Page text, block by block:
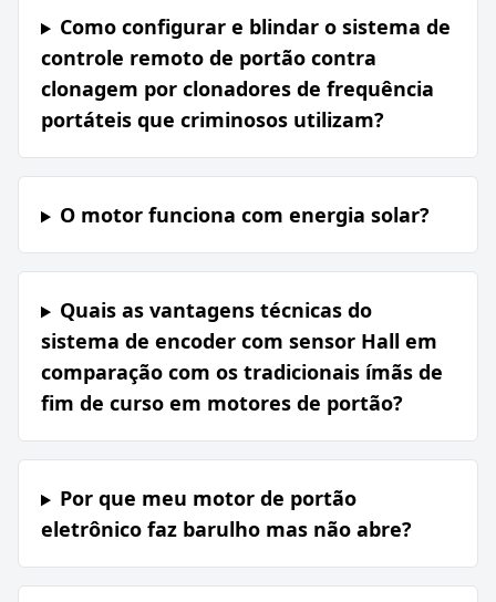
Como configurar e blindar o sistema de
controle remoto de portão contra
clonagem por clonadores de frequência
portáteis que criminosos utilizam?
O motor funciona com energia solar?
Quais as vantagens técnicas do
sistema de encoder com sensor Hall em
comparação com os tradicionais ímãs de
fim de curso em motores de portão?
Por que meu motor de portão
eletrônico faz barulho mas não abre?